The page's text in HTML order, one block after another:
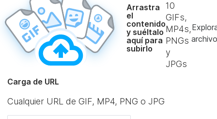
Arrastra
el
contenido
y suéltalo
aquí para
subirlo
10
GIFs,
MP4s,
PNGs
y
JPGs
Carga de URL
Cualquier URL de GIF, MP4, PNG o JPG